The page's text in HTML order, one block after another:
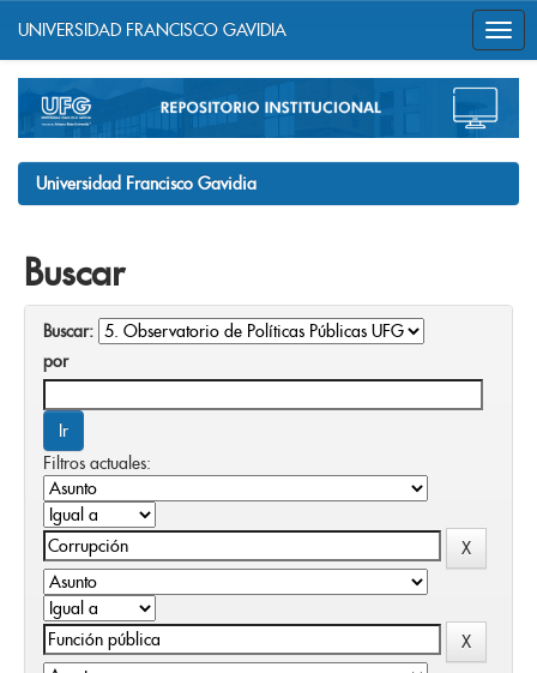
navigation
UNIVERSIDAD FRANCISCO GAVIDIA
Universidad Francisco Gavidia
Buscar
Buscar:
por
Filtros actuales: